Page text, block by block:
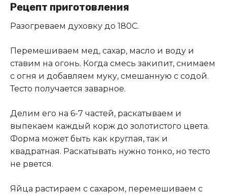
Рецепт приготовления
Разогреваем духовку до 180С.
Перемешиваем мед, сахар, масло и воду и
ставим на огонь. Когда смесь закипит, снимаем
с огня и добавляем муку, смешанную с содой.
Тесто получается заварное.
Делим его на 6-7 частей, раскатываем и
выпекаем каждый корж до золотистого цвета.
Форма может быть как круглая, так и
квадратная. Раскатывать нужно тонко, но тесто
не рвется.
Яйца растираем с сахаром, перемешиваем с